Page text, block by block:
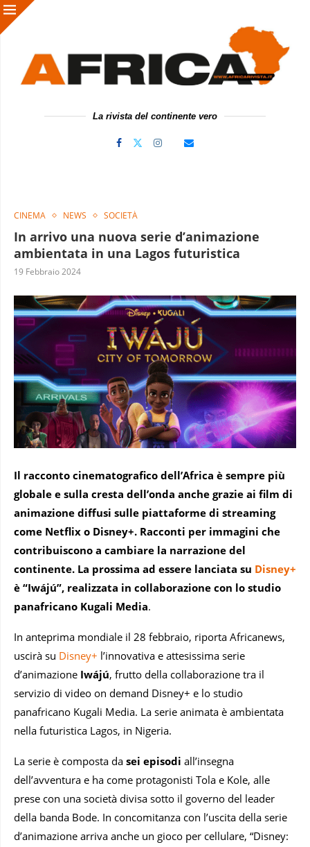
La rivista del continente vero
CINEMA NEWS SOCIETÀ
In arrivo una nuova serie d’animazione
ambientata in una Lagos futuristica
19 Febbraio 2024
Il racconto cinematografico dell’Africa è sempre più
globale e sulla cresta dell’onda anche grazie ai film di
animazione diffusi sulle piattaforme di streaming
come Netflix o Disney+. Racconti per immagini che
contribuiscono a cambiare la narrazione del
continente. La prossima ad essere lanciata su Disney+
è “Iwájú”, realizzata in collaborazione con lo studio
panafricano Kugali Media.
In anteprima mondiale il 28 febbraio, riporta Africanews,
uscirà su Disney+ l’innovativa e attesissima serie
d’animazione Iwájú, frutto della collaborazione tra il
servizio di video on demand Disney+ e lo studio
panafricano Kugali Media. La serie animata è ambientata
nella futuristica Lagos, in Nigeria.
La serie è composta da sei episodi all’insegna
dell’avventura e ha come protagonisti Tola e Kole, alle
prese con una società divisa sotto il governo del leader
della banda Bode. In concomitanza con l’uscita della serie
d’animazione arriva anche un gioco per cellulare, “Disney: